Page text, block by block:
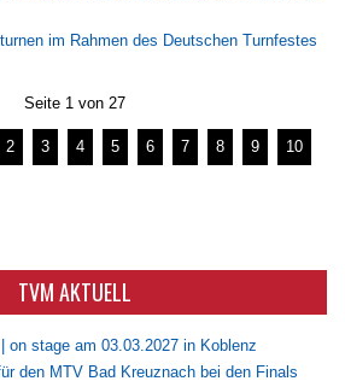
im Rahmen des Deutschen Turnfestes
Seite 1 von 27
2 3 4 5 6 7 8 9
10
TVM AKTUELL
on stage am 03.03.2027 in Koblenz
den MTV Bad Kreuznach bei den Finals